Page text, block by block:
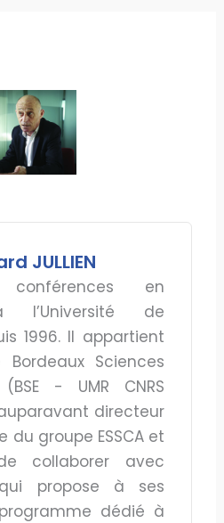
JULLIEN
en
l’Université de
1996. Il appartient
Sciences
- UMR CNRS
directeur
du groupe ESSCA et
collaborer avec
propose à ses
dédié à